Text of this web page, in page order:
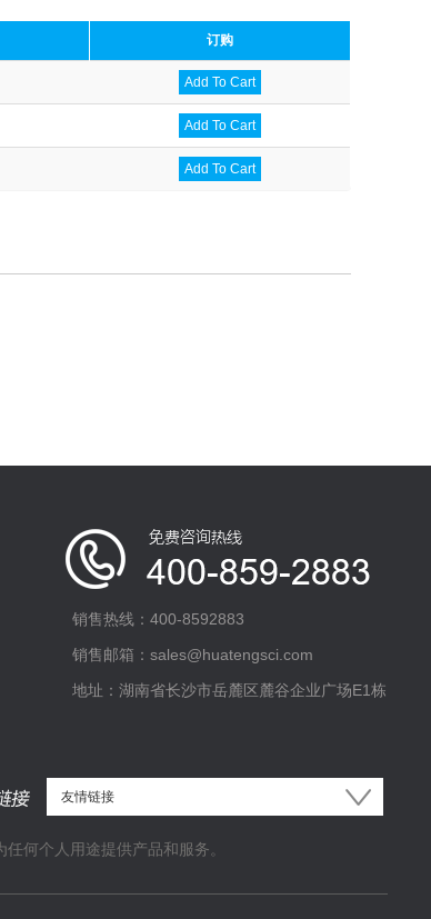
订购
Add To Cart
Add To Cart
Add To Cart
销售热线：400-8592883
销售邮箱：sales@huatengsci.com
地址：湖南省长沙市岳麓区麓谷企业广场E1栋
何个人用途提供产品和服务。